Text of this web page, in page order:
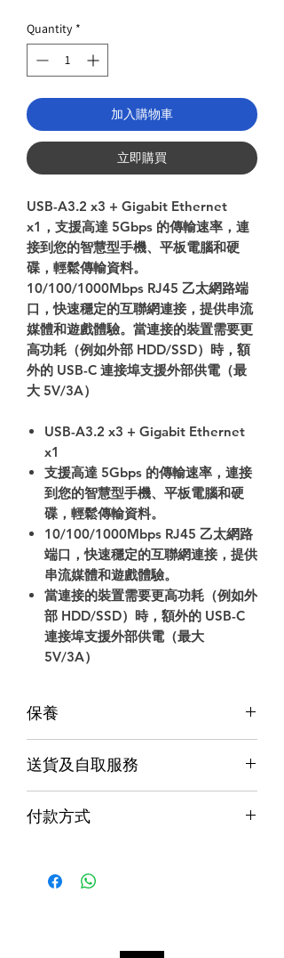
Quantity *
加入購物車
立即購買
USB-A3.2 x3 + Gigabit Ethernet
x1，支援高達 5Gbps 的傳輸速率，連
接到您的智慧型手機、平板電腦和硬
碟，輕鬆傳輸資料。
10/100/1000Mbps RJ45 乙太網路端
口，快速穩定的互聯網連接，提供串流
媒體和遊戲體驗。當連接的裝置需要更
高功耗（例如外部 HDD/SSD）時，額
外的 USB-C 連接埠支援外部供電（最
大 5V/3A）
USB-A3.2 x3 + Gigabit Ethernet
x1
支援高達 5Gbps 的傳輸速率，連接
到您的智慧型手機、平板電腦和硬
碟，輕鬆傳輸資料。
10/100/1000Mbps RJ45 乙太網路
端口，快速穩定的互聯網連接，提供
串流媒體和遊戲體驗。
當連接的裝置需要更高功耗（例如外
部 HDD/SSD）時，額外的 USB-C
連接埠支援外部供電（最大
5V/3A）
保養
香港行貨;香港代理提供本地保養和維
物保障 (不包括人為損壞並須要保留完
送貨及自取服務
本地速遞
順豐到付/自取點
付款方式
Alipay支付寶 / WeChat Pay微信支付 /
Octopus八達通 / Fps轉數快